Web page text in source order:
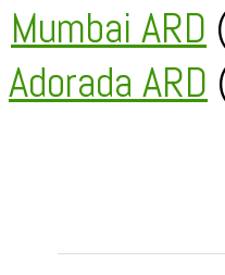
Mumbai ARD
Adorada ARD